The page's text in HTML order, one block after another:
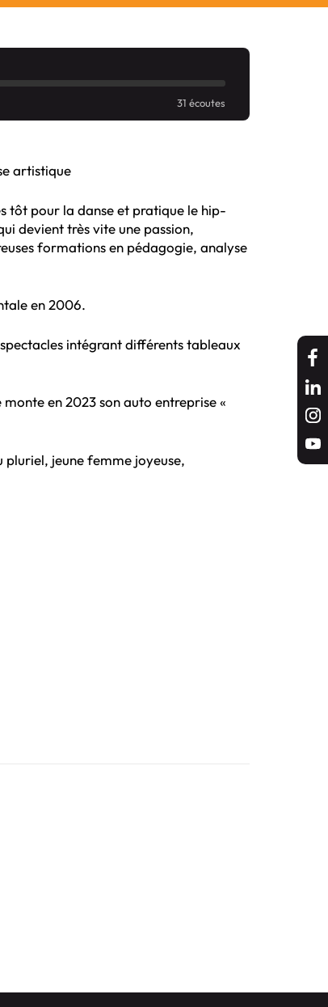
31 écoutes
artistique
tôt pour la danse et pratique le hip-
devient très vite une passion,
formations en pédagogie, analyse
en 2006.
intégrant différents tableaux
en 2023 son auto entreprise «
pluriel, jeune femme joyeuse,